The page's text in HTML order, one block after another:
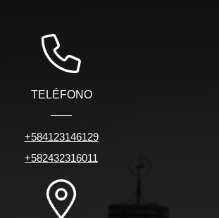
TELÉFONO
+584123146129
+582432316011